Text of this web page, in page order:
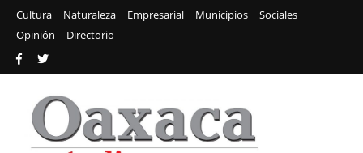
Cultura Naturaleza Empresarial Municipios
Sociales
Opinión
Directorio